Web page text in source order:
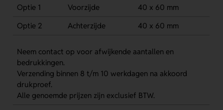
Optie 1
Voorzijde
40 x 60 mm
Optie 2
Achterzijde 40 x 60 mm
Neem contact op voor afwijkende aantallen en
bedrukkingen.
Verzending binnen 8 t/m 10 werkdagen na akkoord
drukproef.
Alle genoemde prijzen zijn exclusief BTW.